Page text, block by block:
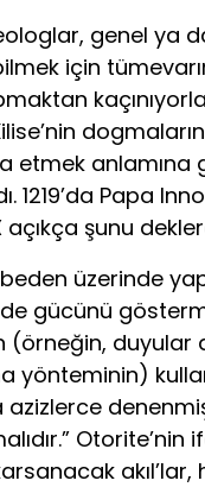
genel ya
için
etmek anlamına
1219’da Papa
açıkça şunu
üzerinde
gücünü
(örneğin, duyular
yönteminin)
azizlerce
akıl’lar,